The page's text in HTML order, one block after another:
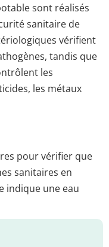
sont réalisés
sanitaire de
vérifient
tandis que
les
les métaux
pour vérifier que
sanitaires en
indique une eau